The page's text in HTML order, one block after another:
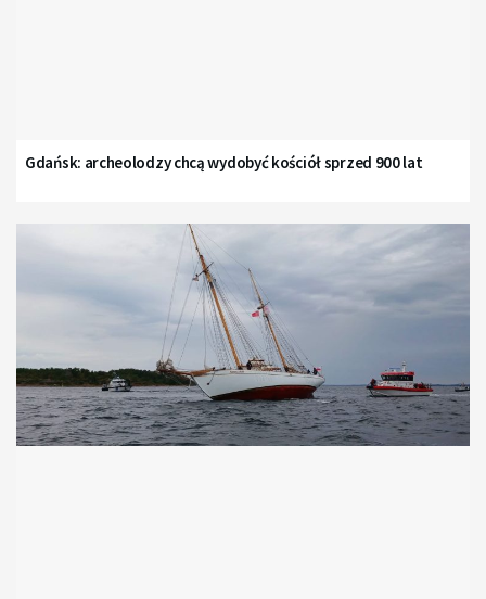
Gdańsk: archeolodzy chcą wydobyć kościół sprzed 900 lat